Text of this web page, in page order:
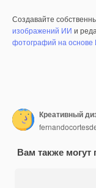
Создавайте
изображений ИИ и
фотографий на
Вам также могут